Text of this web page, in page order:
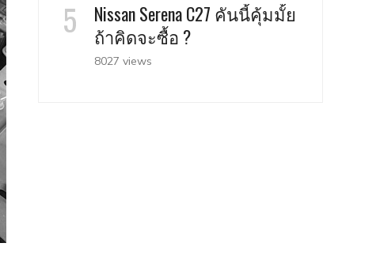
Nissan Serena C27 คันนี้คุ้มมั้ย
ถ้าคิดจะซื้อ ?
8027 views